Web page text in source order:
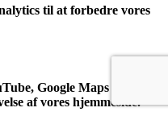
til at forbedre vores
Google Maps m.m til
af vores hjemmeside.